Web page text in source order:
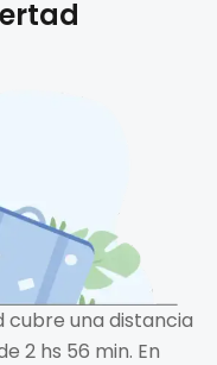
cubre una distancia
2 hs 56 min. En